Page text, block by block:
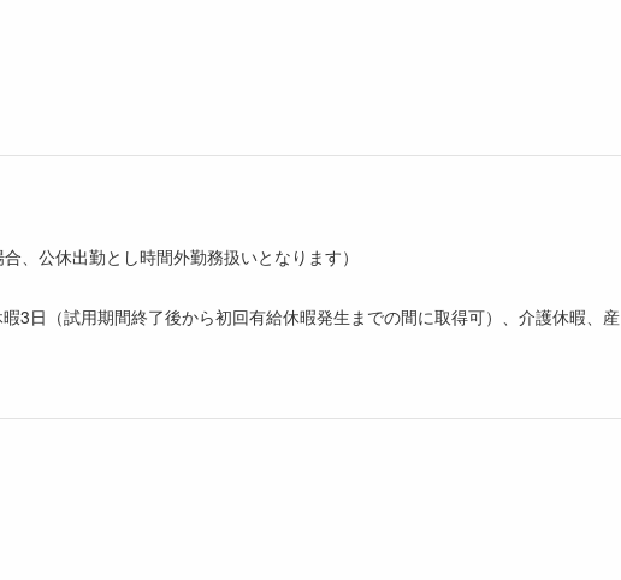
、公休出勤とし時間外勤務扱いとなります）
3日（試用期間終了後から初回有給休暇発生までの間に取得可）、介護休暇、産